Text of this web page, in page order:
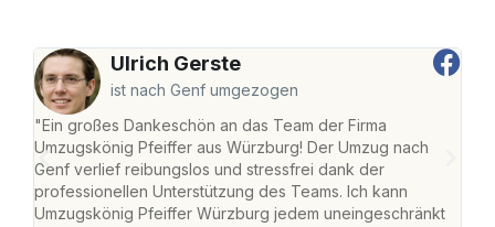
Ulrich Gerste
ist nach Genf umgezogen
"Ein großes Dankeschön an das Team der Firma
Umzugskönig Pfeiffer aus Würzburg! Der Umzug nach
Genf verlief reibungslos und stressfrei dank der
professionellen Unterstützung des Teams. Ich kann
Umzugskönig Pfeiffer Würzburg jedem uneingeschränkt